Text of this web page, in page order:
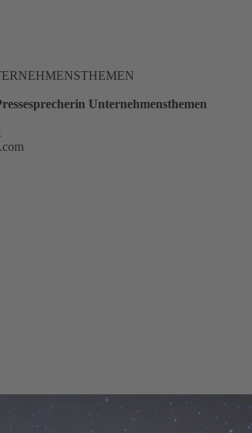
Unternehmensthemen